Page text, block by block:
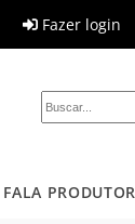
Fazer login
FALA PRODUTOR